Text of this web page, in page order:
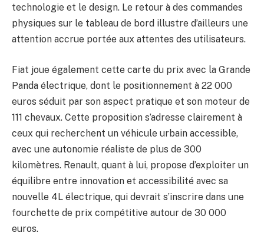
technologie et le design. Le retour à des commandes
physiques sur le tableau de bord illustre d’ailleurs une
attention accrue portée aux attentes des utilisateurs.
Fiat joue également cette carte du prix avec la Grande
Panda électrique, dont le positionnement à 22 000
euros séduit par son aspect pratique et son moteur de
111 chevaux. Cette proposition s’adresse clairement à
ceux qui recherchent un véhicule urbain accessible,
avec une autonomie réaliste de plus de 300
kilomètres. Renault, quant à lui, propose d’exploiter un
équilibre entre innovation et accessibilité avec sa
nouvelle 4L électrique, qui devrait s’inscrire dans une
fourchette de prix compétitive autour de 30 000
euros.